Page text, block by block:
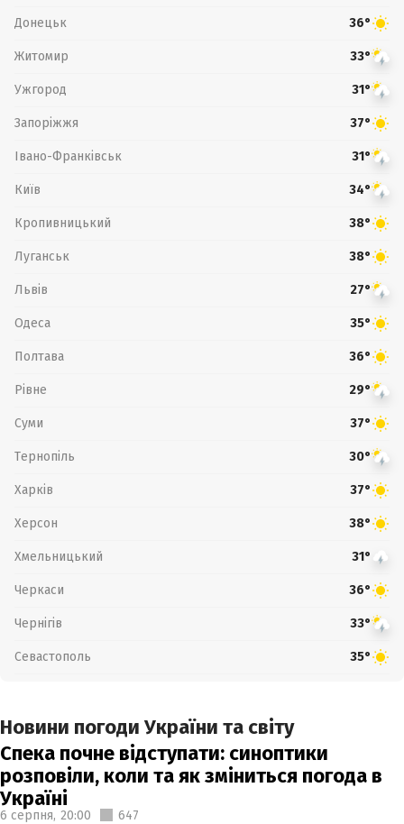
Донецьк 36°
Житомир 33°
Ужгород 31°
Запоріжжя 37°
Івано-Франківськ 31°
Київ 34°
Кропивницький 38°
Луганськ 38°
Львів 27°
Одеса 35°
Полтава 36°
Рівне 29°
Суми 37°
Тернопіль 30°
Харків 37°
Херсон 38°
Хмельницький 31°
Черкаси 36°
Чернігів 33°
Севастополь 35°
Новини погоди України та світу
Спека почне відступати: синоптики
розповіли, коли та як зміниться погода в
Україні
6 серпня, 20:00 647